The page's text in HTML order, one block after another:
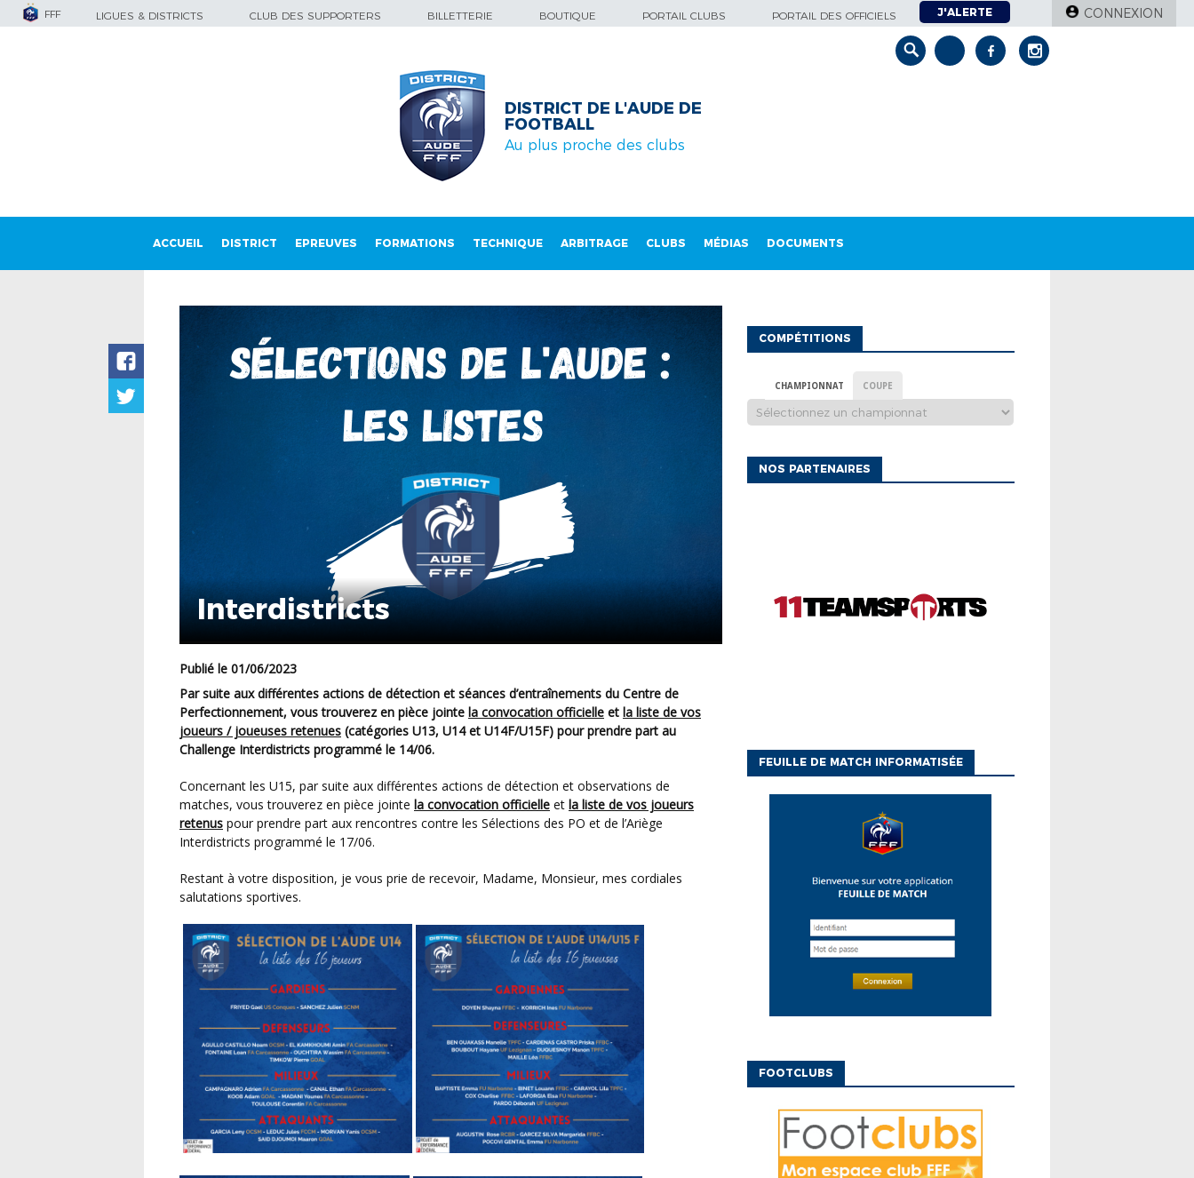
FFF LIGUES & DISTRICTS CLUB DES SUPPORTERS BILLETTERIE BOUTIQUE PORTAIL CLUBS PORTAIL DES OFFICIELS J'ALERTE CONNEXION
DISTRICT DE L'AUDE DE
FOOTBALL
Au plus proche des clubs
ACCUEIL DISTRICT EPREUVES FORMATIONS TECHNIQUE ARBITRAGE CLUBS MÉDIAS DOCUMENTS
Interdistricts
Publié le 01/06/2023
Par suite aux différentes actions de détection et séances d’entraînements du Centre de
Perfectionnement, vous trouverez en pièce jointe la convocation officielle et la liste de vos
joueurs / joueuses retenues (catégories U13, U14 et U14F/U15F) pour prendre part au
Challenge Interdistricts programmé le 14/06.
Concernant les U15, par suite aux différentes actions de détection et observations de
matches, vous trouverez en pièce jointe la convocation officielle et la liste de vos joueurs
retenus pour prendre part aux rencontres contre les Sélections des PO et de l’Ariège
Interdistricts programmé le 17/06.
Restant à votre disposition, je vous prie de recevoir, Madame, Monsieur, mes cordiales
salutations sportives.
COMPÉTITIONS
CHAMPIONNAT COUPE
NOS PARTENAIRES
FEUILLE DE MATCH INFORMATISÉE
FOOTCLUBS